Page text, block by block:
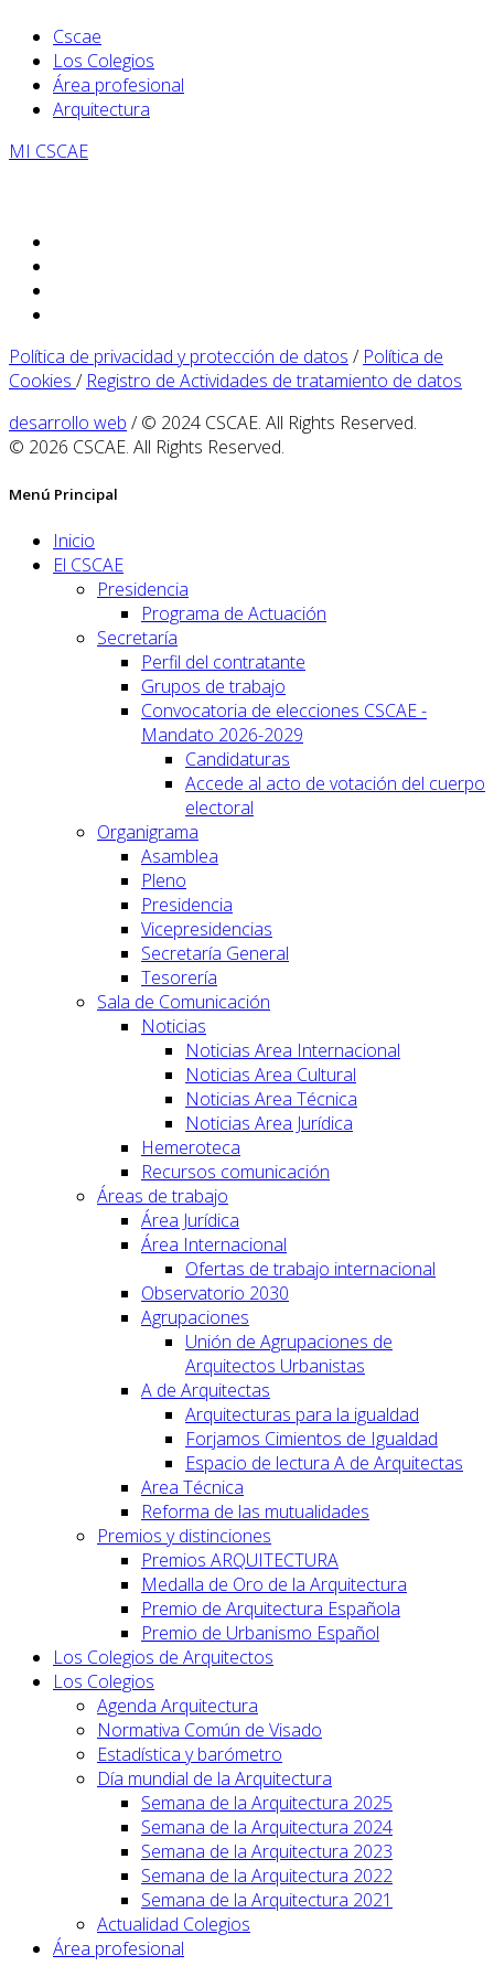
Cscae
Los Colegios
Área profesional
Arquitectura
MI CSCAE
Política de privacidad y protección de datos / Política de
Cookies / Registro de Actividades de tratamiento de datos
desarrollo web / © 2024 CSCAE. All Rights Reserved.
© 2026 CSCAE. All Rights Reserved.
Menú Principal
Inicio
El CSCAE
Presidencia
Programa de Actuación
Secretaría
Perfil del contratante
Grupos de trabajo
Convocatoria de elecciones CSCAE -
Mandato 2026-2029
Candidaturas
Accede al acto de votación del cuerpo
electoral
Organigrama
Asamblea
Pleno
Presidencia
Vicepresidencias
Secretaría General
Tesorería
Sala de Comunicación
Noticias
Noticias Area Internacional
Noticias Area Cultural
Noticias Area Técnica
Noticias Area Jurídica
Hemeroteca
Recursos comunicación
Áreas de trabajo
Área Jurídica
Área Internacional
Ofertas de trabajo internacional
Observatorio 2030
Agrupaciones
Unión de Agrupaciones de
Arquitectos Urbanistas
A de Arquitectas
Arquitecturas para la igualdad
Forjamos Cimientos de Igualdad
Espacio de lectura A de Arquitectas
Area Técnica
Reforma de las mutualidades
Premios y distinciones
Premios ARQUITECTURA
Medalla de Oro de la Arquitectura
Premio de Arquitectura Española
Premio de Urbanismo Español
Los Colegios de Arquitectos
Los Colegios
Agenda Arquitectura
Normativa Común de Visado
Estadística y barómetro
Día mundial de la Arquitectura
Semana de la Arquitectura 2025
Semana de la Arquitectura 2024
Semana de la Arquitectura 2023
Semana de la Arquitectura 2022
Semana de la Arquitectura 2021
Actualidad Colegios
Área profesional